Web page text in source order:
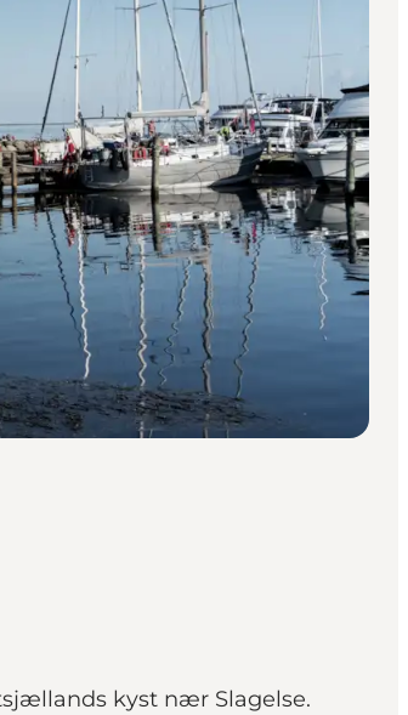
kyst nær Slagelse.